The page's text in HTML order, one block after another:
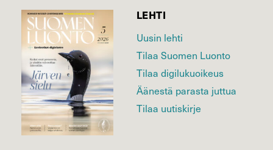
LEHTI
Uusin lehti
Tilaa Suomen Luonto
Tilaa digilukuoikeus
Äänestä parasta juttua
Tilaa uutiskirje